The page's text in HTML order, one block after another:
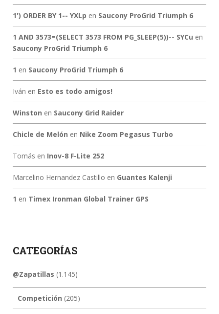
1') ORDER BY 1-- YXLp en Saucony ProGrid Triumph 6
1 AND 3573=(SELECT 3573 FROM PG_SLEEP(5))-- SYCu en
Saucony ProGrid Triumph 6
1 en Saucony ProGrid Triumph 6
Iván en Esto es todo amigos!
Winston en Saucony Grid Raider
Chicle de Melón en Nike Zoom Pegasus Turbo
Tomás en Inov-8 F-Lite 252
Marcelino Hernandez Castillo en Guantes Kalenji
1 en Timex Ironman Global Trainer GPS
CATEGORÍAS
@Zapatillas (1.145)
Competición (205)